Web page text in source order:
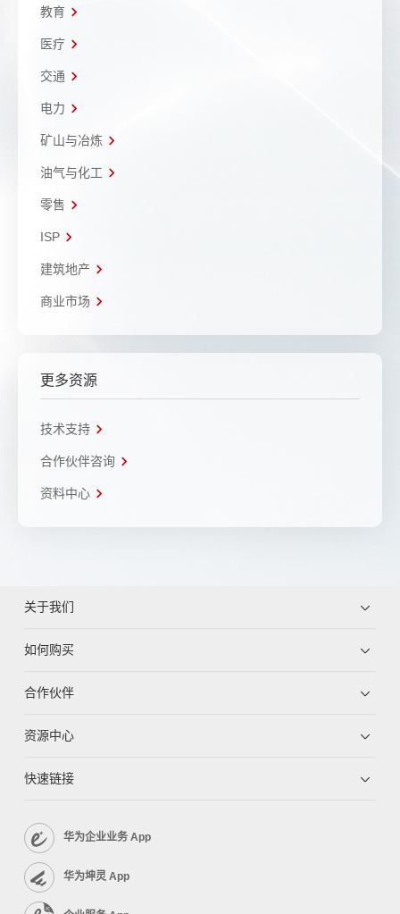
教育
医疗
交通
电力
矿山与冶炼
油气与化工
零售
ISP
建筑地产
商业市场
更多资源
技术支持
合作伙伴咨询
资料中心
关于我们
如何购买
合作伙伴
资源中心
快速链接
华为企业业务 App
华为坤灵 App